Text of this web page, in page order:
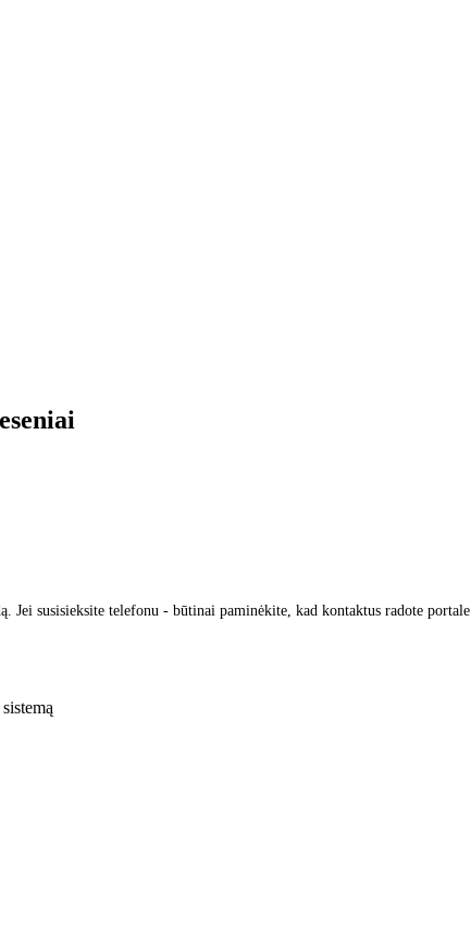
Jei susisieksite telefonu - būtinai paminėkite, kad kontaktus radote portale